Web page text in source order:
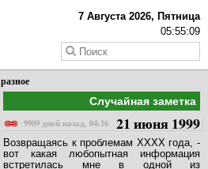
7 Августа 2026, Пятница
05:55:09
разное
Случайная заметка
9909 дней назад, 04:16
21 июня 1999
Возвращаясь к проблемам XXXX года, -
вот какая любопытная информация
встретилась мне в одной из